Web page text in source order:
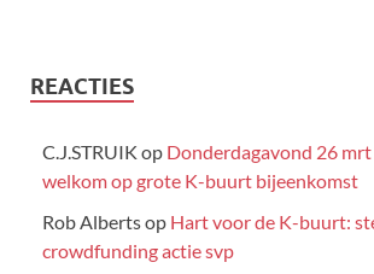
REACTIES
C.J.STRUIK op Donderdagavond 26
welkom op grote K-buurt bijeenkomst
Rob Albertsop Hart voor de K-buurt:
crowdfunding actie svp